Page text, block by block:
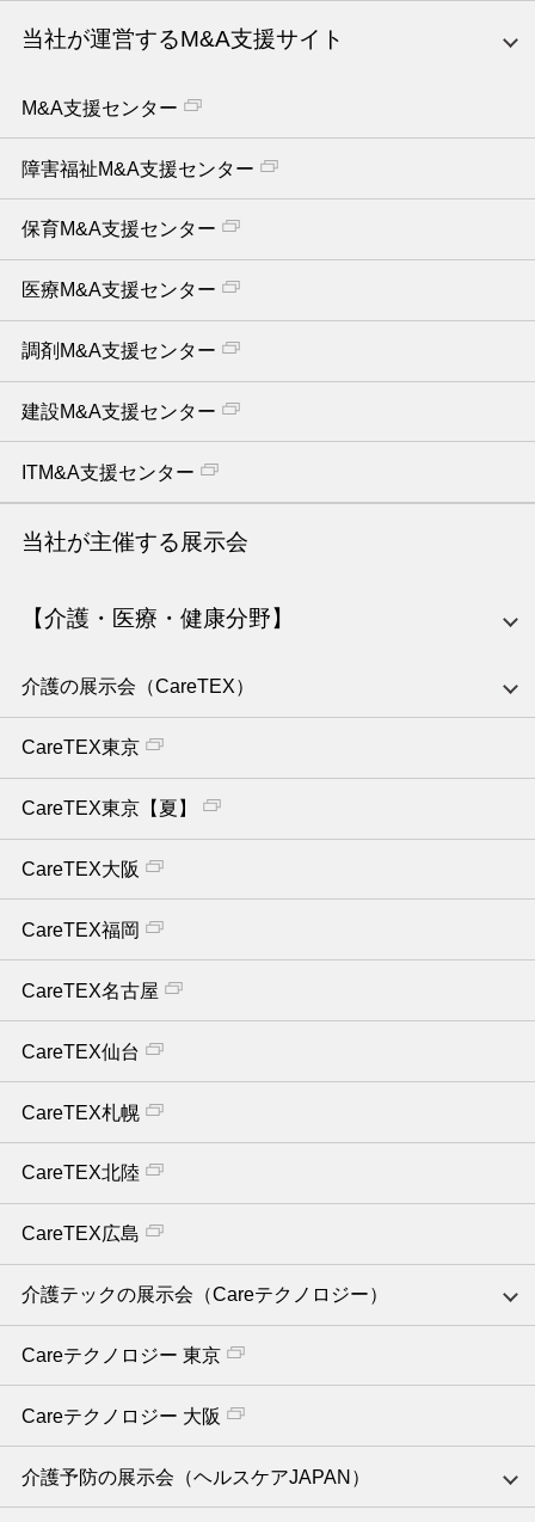
当社が運営するM&A支援サイト
M&A支援センター
障害福祉M&A支援センター
保育M&A支援センター
医療M&A支援センター
調剤M&A支援センター
建設M&A支援センター
ITM&A支援センター
当社が主催する展示会
【介護・医療・健康分野】
介護の展示会（CareTEX）
CareTEX東京
CareTEX東京【夏】
CareTEX大阪
CareTEX福岡
CareTEX名古屋
CareTEX仙台
CareTEX札幌
CareTEX北陸
CareTEX広島
介護テックの展示会（Careテクノロジー）
Careテクノロジー 東京
Careテクノロジー 大阪
介護予防の展示会（ヘルスケアJAPAN）